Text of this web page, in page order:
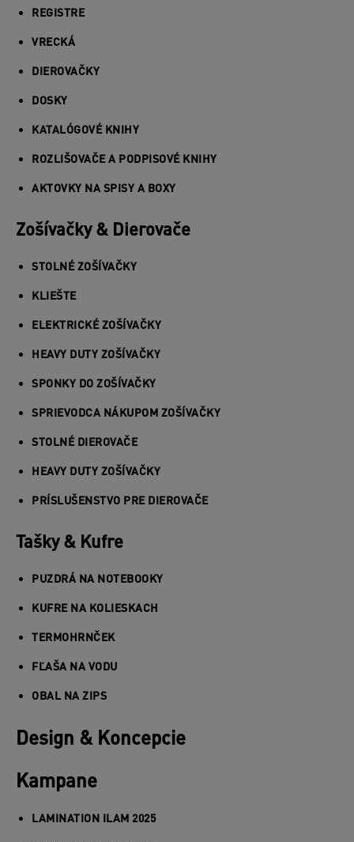
REGISTRE
VRECKÁ
DIEROVAČKY
DOSKY
KATALÓGOVÉ KNIHY
ROZLIŠOVAČE A PODPISOVÉ KNIHY
AKTOVKY NA SPISY A BOXY
Zošívačky & Dierovače
STOLNÉ ZOŠÍVAČKY
KLIEŠTE
ELEKTRICKÉ ZOŠÍVAČKY
HEAVY DUTY ZOŠÍVAČKY
SPONKY DO ZOŠÍVAČKY
SPRIEVODCA NÁKUPOM ZOŠÍVAČKY
STOLNÉ DIEROVAČE
HEAVY DUTY ZOŠÍVAČKY
PRÍSLUŠENSTVO PRE DIEROVAČE
Tašky & Kufre
PUZDRÁ NA NOTEBOOKY
KUFRE NA KOLIESKACH
TERMOHRNČEK
FĽAŠA NA VODU
OBAL NA ZIPS
Design & Koncepcie
Kampane
LAMINATION ILAM 2025